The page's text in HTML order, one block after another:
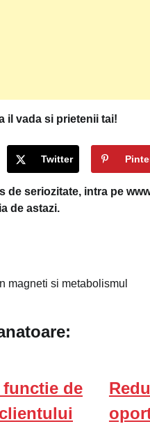
il vada si prietenii tai!
Twitter
de seriozitate, intra pe
de astazi.
magneti si metabolismul
de